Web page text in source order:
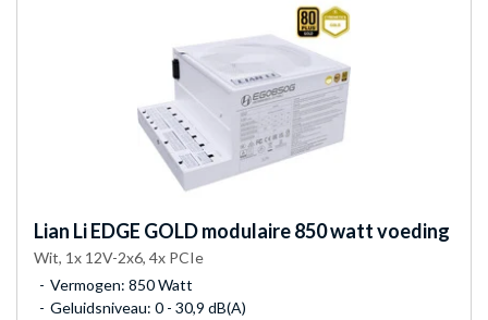
Lian LiEDGE GOLD modulaire 850 watt voeding
Wit, 1x 12V-2x6, 4x PCIe
Vermogen: 850 Watt
Geluidsniveau: 0 - 30,9 dB(A)